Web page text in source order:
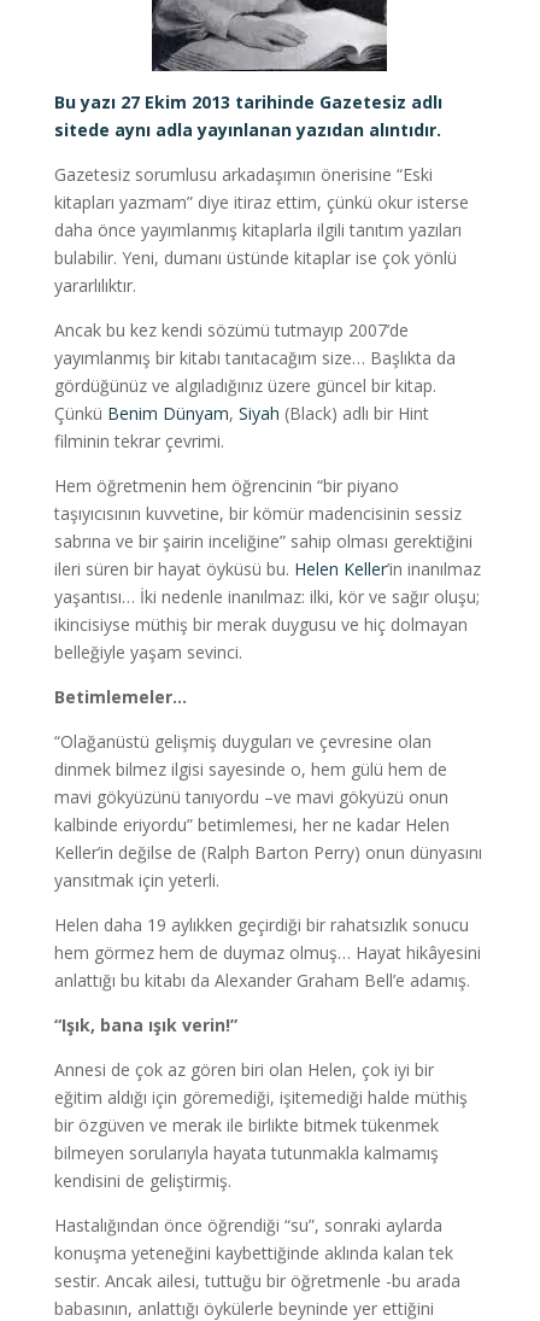
Bu yazı 27 Ekim 2013 tarihinde Gazetesiz adlı
sitede aynı adla yayınlanan yazıdan alıntıdır.
Gazetesiz sorumlusu arkadaşımın önerisine “Eski
kitapları yazmam” diye itiraz ettim, çünkü okur isterse
daha önce yayımlanmış kitaplarla ilgili tanıtım yazıları
bulabilir. Yeni, dumanı üstünde kitaplar ise çok yönlü
yararlılıktır.
Ancak bu kez kendi sözümü tutmayıp 2007’de
yayımlanmış bir kitabı tanıtacağım size… Başlıkta da
gördüğünüz ve algıladığınız üzere güncel bir kitap.
Çünkü Benim Dünyam, Siyah (Black) adlı bir Hint
filminin tekrar çevrimi.
Hem öğretmenin hem öğrencinin “bir piyano
taşıyıcısının kuvvetine, bir kömür madencisinin sessiz
sabrına ve bir şairin inceliğine” sahip olması gerektiğini
ileri süren bir hayat öyküsü bu. Helen Keller’in inanılmaz
yaşantısı… İki nedenle inanılmaz: ilki, kör ve sağır oluşu;
ikincisiyse müthiş bir merak duygusu ve hiç dolmayan
belleğiyle yaşam sevinci.
Betimlemeler…
“Olağanüstü gelişmiş duyguları ve çevresine olan
dinmek bilmez ilgisi sayesinde o, hem gülü hem de
mavi gökyüzünü tanıyordu –ve mavi gökyüzü onun
kalbinde eriyordu” betimlemesi, her ne kadar Helen
Keller’in değilse de (Ralph Barton Perry) onun dünyasını
yansıtmak için yeterli.
Helen daha 19 aylıkken geçirdiği bir rahatsızlık sonucu
hem görmez hem de duymaz olmuş… Hayat hikâyesini
anlattığı bu kitabı da Alexander Graham Bell’e adamış.
“Işık, bana ışık verin!”
Annesi de çok az gören biri olan Helen, çok iyi bir
eğitim aldığı için göremediği, işitemediği halde müthiş
bir özgüven ve merak ile birlikte bitmek tükenmek
bilmeyen sorularıyla hayata tutunmakla kalmamış
kendisini de geliştirmiş.
Hastalığından önce öğrendiği “su”, sonraki aylarda
konuşma yeteneğini kaybettiğinde aklında kalan tek
sestir. Ancak ailesi, tuttuğu bir öğretmenle -bu arada
babasının, anlattığı öykülerle beyninde yer ettiğini